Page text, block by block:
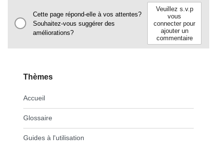
Cette page répond-elle à vos attentes?
Souhaitez-vous suggérer des
améliorations?
Veuillez s.v.p
vous
connecter pour
ajouter un
commentaire
Thèmes
Accueil
Glossaire
Guides à l'utilisation